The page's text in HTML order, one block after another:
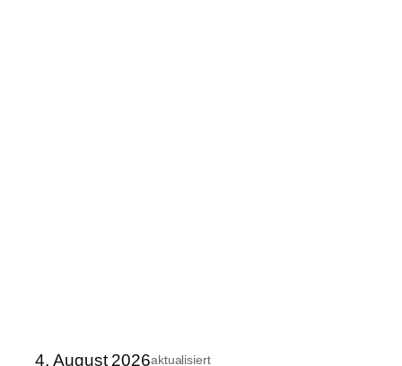
4. August 2026aktualisiert